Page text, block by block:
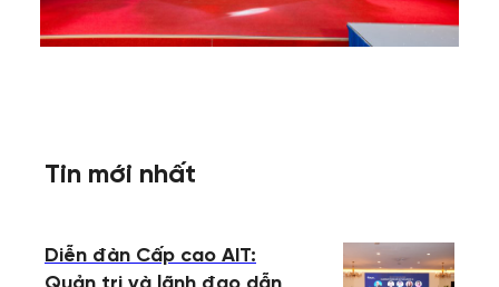
Tin mới nhất
Diễn đàn Cấp cao AIT: